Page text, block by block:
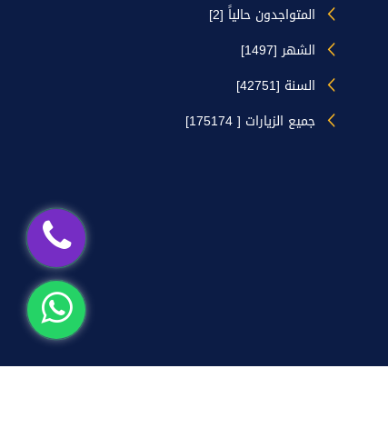
المتواجدون حالياً [2]
الشهر [1497]
السنة [42751]
جميع الزيارات [ 175174]